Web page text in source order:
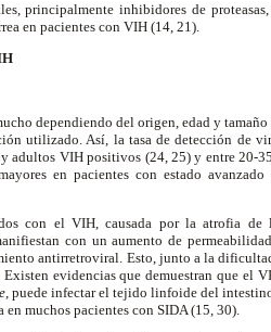
principalmente inhibidores de
en pacientes con VIH (14, 21).
dependiendo del origen, edad y tamaño
utilizado. Así, la tasa de detección de
adultos VIH positivos (24, 25) y entre 20-
en pacientes con estado avanzado
con el VIH, causada por la atrofia de
con un aumento de
antirretroviral. Esto, junto a la
evidencias que demuestran que el
, puede infectar el tejido linfoide del
muchos pacientes con SIDA (15, 30).